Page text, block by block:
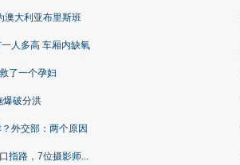
澳大利亚布里斯班
人多高 车厢内缺氧
了一个孕妇
爆破分洪
外交部：两个原因
指路，7位摄影师...